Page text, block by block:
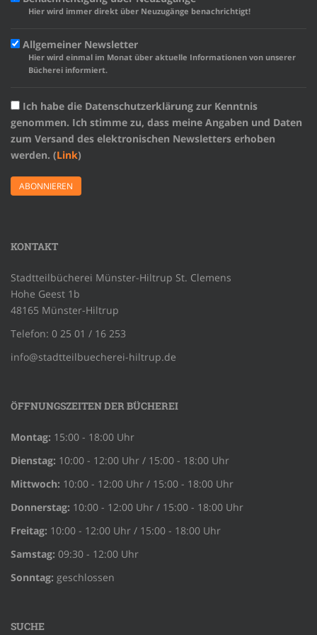
Hier wird immer direkt über Neuzugänge benachrichtigt!
Allgemeiner Newsletter
Hier wird einmal im Monat über aktuelle Informationen von unserer
Bücherei informiert.
Ich habe die Datenschutzerklärung zur Kenntnis
genommen. Ich stimme zu, dass meine Angaben und Daten
zum Versand des elektronischen Newsletters erhoben
werden. (Link)
KONTAKT
Stadtteilbücherei Münster-Hiltrup St. Clemens
Hohe Geest 1b
48165 Münster-Hiltrup
Telefon: 0 25 01 / 16 253
info@stadtteilbuecherei-hiltrup.de
ÖFFNUNGSZEITEN DER BÜCHEREI
Montag: 15:00 - 18:00 Uhr
Dienstag: 10:00 - 12:00 Uhr / 15:00 - 18:00 Uhr
Mittwoch: 10:00 - 12:00 Uhr / 15:00 - 18:00 Uhr
Donnerstag: 10:00 - 12:00 Uhr / 15:00 - 18:00 Uhr
Freitag: 10:00 - 12:00 Uhr / 15:00 - 18:00 Uhr
Samstag: 09:30 - 12:00 Uhr
Sonntag: geschlossen
SUCHE